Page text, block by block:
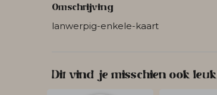
Omschrijving
lanwerpig-enkele-kaart
Dit vind je misschien ook leuk